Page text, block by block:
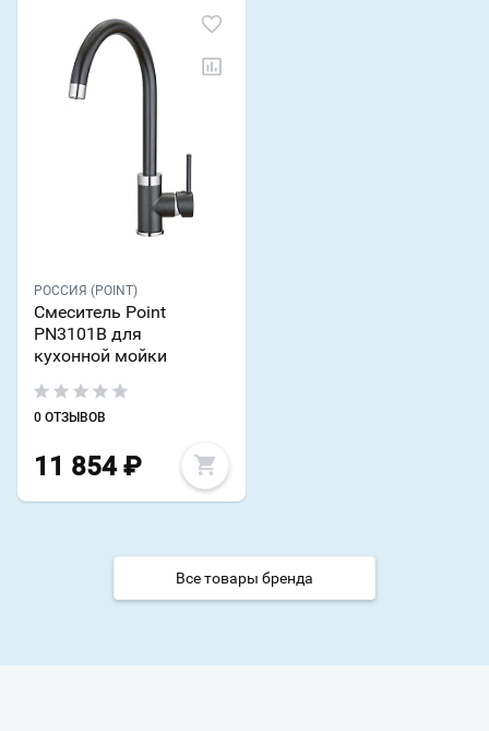
РОССИЯ (POINT)
Смеситель Point
PN3101B для
кухонной мойки
0 ОТЗЫВОВ
11 854 ₽
Все товары бренда